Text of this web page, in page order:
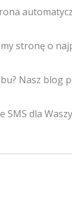
stronę o
Nasz blog
dla